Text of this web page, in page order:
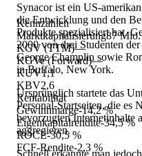
Kennzahlen
Marktkapitalisierung87
KGV (TTM)—
KGVe (Forward)—
KUV1,1
KBV2,6
Rentabilität
Gewinnmarge-14,2 %
Eigenkapitalrendite-34,5 %
ROCE-30,5 %
FCF-Rendite-2,3 %
Synacor ist ein US-
die Entwicklung und den
Produkte spezialisiert hat.
2000 von drei Studenten
George Champlin sowie
in Buffalo, New York.
Ursprünglich startete das
Personal-Startseiten, die es
bevorzugten Internetinhalte
aggregieren.
Schnell erkannte man